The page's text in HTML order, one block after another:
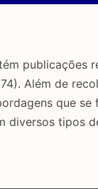
Além de
que
diversos tipos